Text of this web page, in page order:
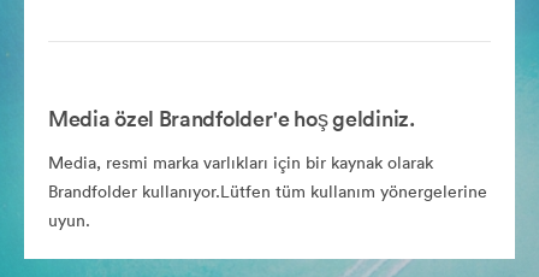
Media özel Brandfolder'e hoş geldiniz.
Media, resmi marka varlıkları için bir kaynak olarak
Brandfolder kullanıyor.Lütfen tüm kullanım yönergelerine
uyun.